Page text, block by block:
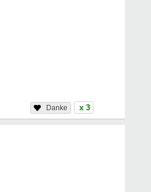
x 3